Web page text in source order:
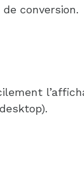
conversion.